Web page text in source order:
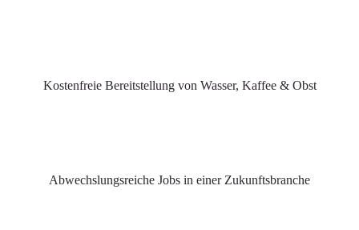
Kostenfreie Bereitstellung von Wasser, Kaffee & Obst
Abwechslungsreiche Jobs in einer Zukunftsbranche